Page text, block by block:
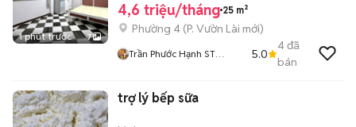
1 phút trước 7
4,6 triệu/tháng 25 m²
Phường 4 (P. Vườn Lài mới)
Trần Phước Hạnh ST
5.0
4đã
bán
trợ lý bếp sữa